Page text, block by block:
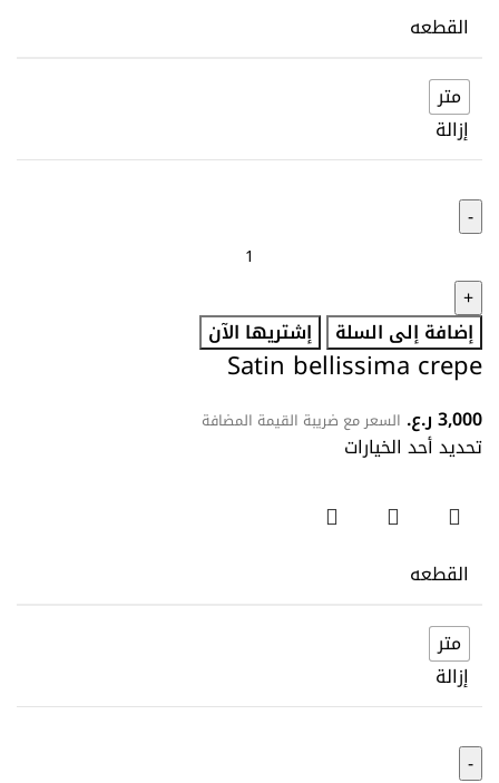
القطعه
متر
إزالة
إضافة إلى السلة إشتريها الآن
Satin bellissima crepe
3,000ر.ع. السعر مع ضريبة القيمة المضافة
تحديد أحد الخيارات
القطعه
متر
إزالة